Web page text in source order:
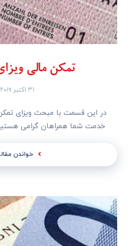
تمکن مالی
۳۱ اکتبر ۲۰۱۹
در این قسمت با مبحث ویزای
خدمت شما همراهان گرامی
خواندن